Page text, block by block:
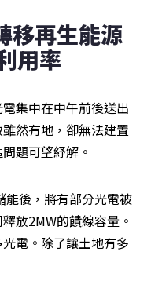
移再生能源
用率
集中在中午前後送出
然有地，卻無法建置
題可望紓解。
能後，將有部分光電被
放2MW的饋線容量。
電。除了讓土地有多